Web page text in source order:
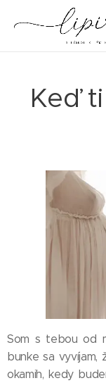
Keď
Som s tebou od
bunke sa
okamih, kedy